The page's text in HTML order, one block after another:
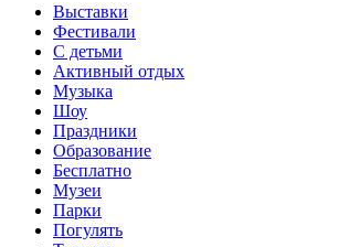
Выставки
Фестивали
С детьми
Активный отдых
Музыка
Шоу
Праздники
Образование
Бесплатно
Музеи
Парки
Погулять